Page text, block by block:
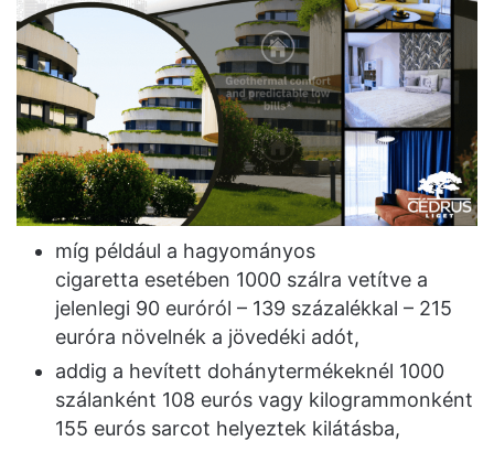
míg például a hagyományos
cigaretta esetében 1000 szálra vetítve a
jelenlegi 90 euróról – 139 százalékkal – 215
euróra növelnék a jövedéki adót,
addig a hevített dohánytermékeknél 1000
szálanként 108 eurós vagy kilogrammonként
155 eurós sarcot helyeztek kilátásba,